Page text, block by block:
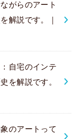
がらのアート
解説です。｜
自宅のインテ
を解説です。
のアートって